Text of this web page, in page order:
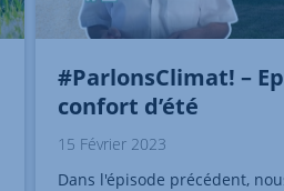
#ParlonsClimat! –
confort d’été
15 Février 2023
Dans l'épisode précédent,